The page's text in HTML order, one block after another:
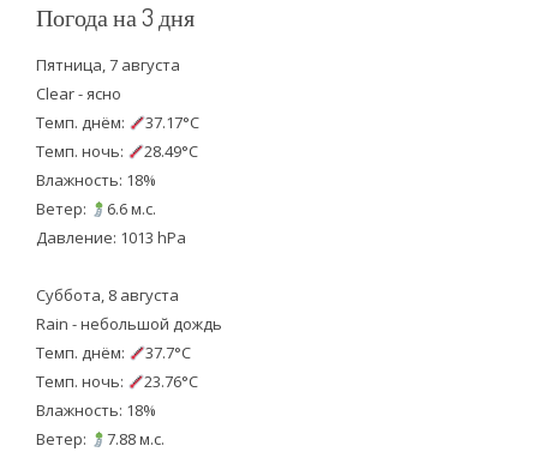
Погода на 3 дня
Пятница, 7 августа
Clear - ясно
Темп. днём:
37.17°C
Темп. ночь:
28.49°C
Влажность: 18%
Ветер:
6.6 м.с.
Давление: 1013 hPa
Суббота, 8 августа
Rain - небольшой дождь
Темп. днём:
37.7°C
Темп. ночь:
23.76°C
Влажность: 18%
Ветер:
7.88 м.с.